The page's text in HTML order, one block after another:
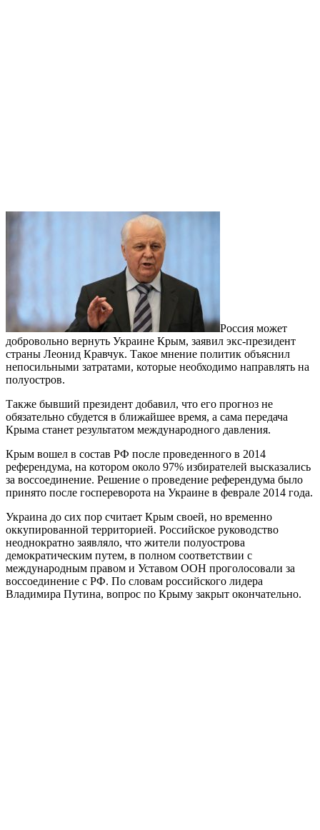
Россия может
добровольно вернуть Украине Крым, заявил экс-президент
страны Леонид Кравчук. Такое мнение политик объяснил
непосильными затратами, которые необходимо направлять на
полуостров.
Также бывший президент добавил, что его прогноз не
обязательно сбудется в ближайшее время, а сама передача
Крыма станет результатом международного давления.
Крым вошел в состав РФ после проведенного в 2014
референдума, на котором около 97% избирателей высказались
за воссоединение. Решение о проведение референдума было
принято после госпереворота на Украине в феврале 2014 года.
Украина до сих пор считает Крым своей, но временно
оккупированной территорией. Российское руководство
неоднократно заявляло, что жители полуострова
демократическим путем, в полном соответствии с
международным правом и Уставом ООН проголосовали за
воссоединение с РФ. По словам российского лидера
Владимира Путина, вопрос по Крыму закрыт окончательно.